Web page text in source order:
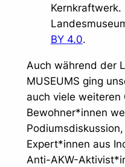
Kernkraftwerk.
BY 4.0.
Auch während der
MUSEUMS ging
auch viele weiteren
Bewohner*innen
Expert*innen aus
Anti-AKW-